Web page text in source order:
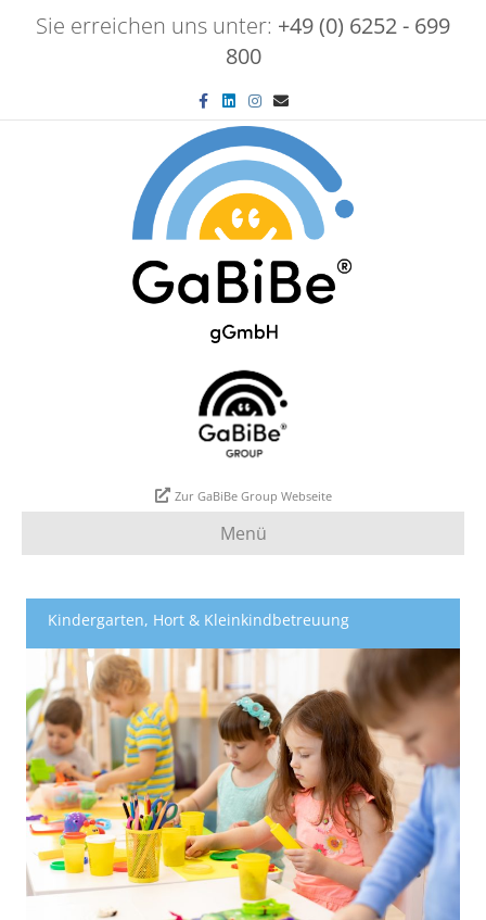
Sie erreichen uns unter: +49 (0) 6252 - 699
800
FacebookLinkedinInstagram
Email
Zur GaBiBe Group Webseite
Menü
Kindergarten, Hort & Kleinkindbetreuung